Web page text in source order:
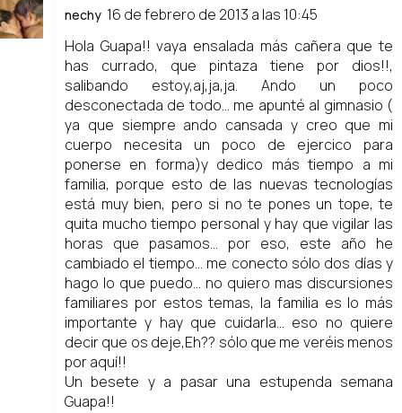
nechy 16 de febrero de 2013 a las 10:45
Hola Guapa!! vaya ensalada más cañera que te
has currado, que pintaza tiene por dios!!,
salibando estoy,aj,ja,ja. Ando un poco
desconectada de todo... me apunté al gimnasio (
ya que siempre ando cansada y creo que mi
cuerpo necesita un poco de ejercico para
ponerse en forma)y dedico más tiempo a mi
familia, porque esto de las nuevas tecnologías
está muy bien, pero si no te pones un tope, te
quita mucho tiempo personal y hay que vigilar las
horas que pasamos... por eso, este año he
cambiado el tiempo... me conecto sólo dos días y
hago lo que puedo... no quiero mas discursiones
familiares por estos temas, la familia es lo más
importante y hay que cuidarla... eso no quiere
decir que os deje,Eh?? sólo que me veréis menos
por aquí!!
Un besete y a pasar una estupenda semana
Guapa!!